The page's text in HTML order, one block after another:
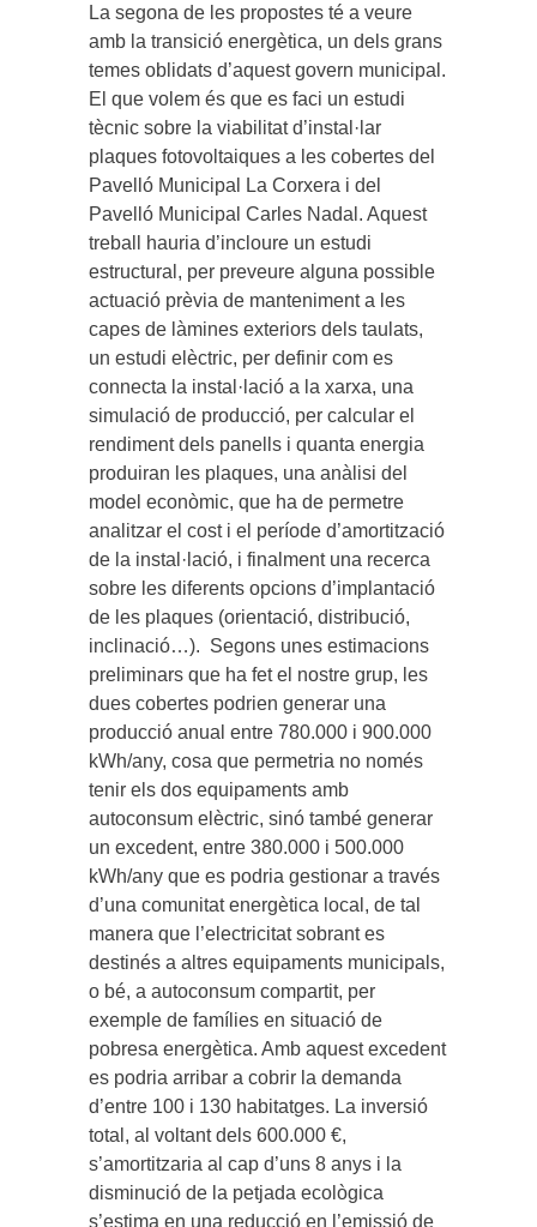
La segona de les propostes té a veure
amb la transició energètica, un dels grans
temes oblidats d’aquest govern municipal.
El que volem és que es faci un estudi
tècnic sobre la viabilitat d’instal·lar
plaques fotovoltaiques a les cobertes del
Pavelló Municipal La Corxera i del
Pavelló Municipal Carles Nadal. Aquest
treball hauria d’incloure un estudi
estructural, per preveure alguna possible
actuació prèvia de manteniment a les
capes de làmines exteriors dels taulats,
un estudi elèctric, per definir com es
connecta la instal·lació a la xarxa, una
simulació de producció, per calcular el
rendiment dels panells i quanta energia
produiran les plaques, una anàlisi del
model econòmic, que ha de permetre
analitzar el cost i el període d’amortització
de la instal·lació, i finalment una recerca
sobre les diferents opcions d’implantació
de les plaques (orientació, distribució,
inclinació…). Segons unes estimacions
preliminars que ha fet el nostre grup, les
dues cobertes podrien generar una
producció anual entre 780.000 i 900.000
kWh/any, cosa que permetria no només
tenir els dos equipaments amb
autoconsum elèctric, sinó també generar
un excedent, entre 380.000 i 500.000
kWh/any que es podria gestionar a través
d’una comunitat energètica local, de tal
manera que l’electricitat sobrant es
destinés a altres equipaments municipals,
o bé, a autoconsum compartit, per
exemple de famílies en situació de
pobresa energètica. Amb aquest excedent
es podria arribar a cobrir la demanda
d’entre 100 i 130 habitatges. La inversió
total, al voltant dels 600.000 €,
s’amortitzaria al cap d’uns 8 anys i la
disminució de la petjada ecològica
s’estima en una reducció en l’emissió de